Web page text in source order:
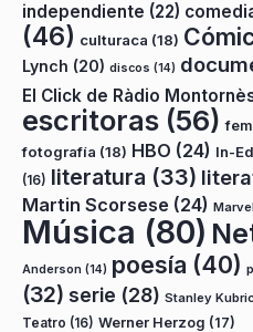
independiente (22)
(46) culturaca (18)
Lynch (20) discos (14)
El Click de Ràdio
escritoras (56)
fotografía (18) HBO (24) In-
(16) literatura (33)
Martin Scorsese (24)
Música (80)
Anderson (14) poesía (40)
(32) serie (28) Stanley
Teatro (16) Werner Herzog (17)